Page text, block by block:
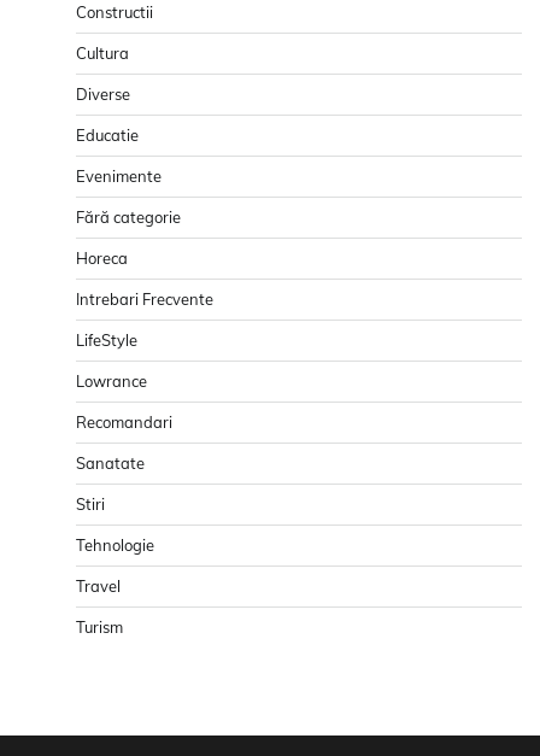
Constructii
Cultura
Diverse
Educatie
Evenimente
Fără categorie
Horeca
Intrebari Frecvente
LifeStyle
Lowrance
Recomandari
Sanatate
Stiri
Tehnologie
Travel
Turism